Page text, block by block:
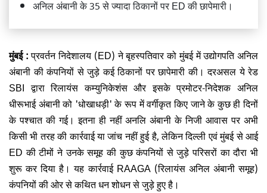
अनिल अंबानी के 35 से ज्यादा ठिकानों पर ED की छापेमारी।
मुंबई :प्रवर्तन निदेशालय (ED) ने बृहस्पतिवार को मुंबई में उद्योगपति अनिल
अंबानी की कंपनियों से जुड़े कई ठिकानों पर छापेमारी की। दरअसल ये रेड
SBI द्वारा रिलायंस कम्युनिकेशंस और इसके प्रमोटर-निदेशक अनिल
धीरूभाई अंबानी को 'धोखाधड़ी' के रूप में वर्गीकृत किए जाने के कुछ ही दिनों
के पश्चात की गई। इतना ही नहीं अनलि अंबानी के निजी आवास पर अभी
किसी भी तरह की कार्रवाई या जांच नहीं हुई है, लेकिन दिल्ली एवं मुंबई से आई
ED की टीमों ने उनके समूह की कुछ कंपनियों से जुड़े परिसरों का दौरा भी
शुरू कर दिया है। यह कार्रवाई RAAGA (रिलायंस अनिल अंबानी समूह)
कंपनियों की ओर से कथित धन शोधन से जुड़े हुए है।